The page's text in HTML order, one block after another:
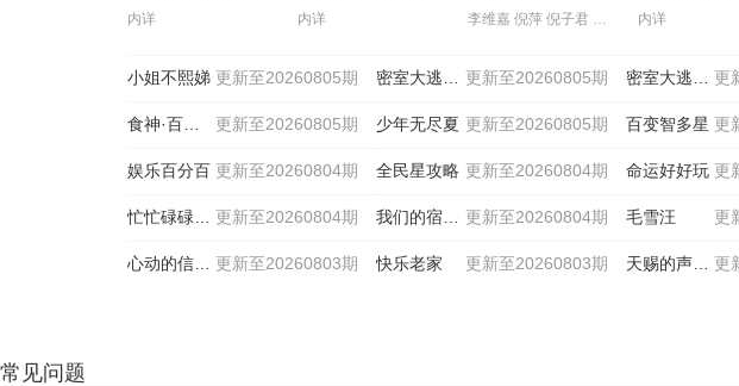
内详 内详 内详
更新至20260805期
小姐不熙娣 更新至20260805期
密室大逃脱第八季大神版 更
密室大逃脱第八季
更新至20260805期
食神·百厨大战 更新至20260805期
少年无尽夏 更
百变智多星
更新至20260804期
娱乐百分百 更新至20260804期
全民星攻略 更
命运好好玩
更新至20260804期
忙忙碌碌寻宝藏·双人成行 更新至20260804期
我们的宿舍·归心季 更
毛雪汪
更新至20260803期
心动的信号 第九季 更新至20260803期
快乐老家 更
天赐的声音 第七季
常见问题